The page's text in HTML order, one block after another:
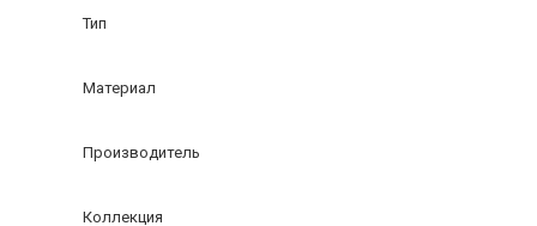
Тип
Материал
Производитель
Коллекция